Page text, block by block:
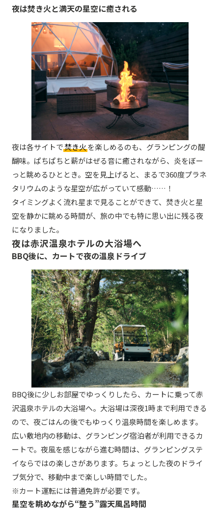
夜は焚き火と満天の星空に癒される
夜は各サイトで焚き火を楽しめるのも、グランピングの醍
醐味。ぱちぱちと薪がはぜる音に癒されながら、炎をぼー
っと眺めるひととき。空を見上げると、まるで360度プラネ
タリウムのような星空が広がっていて感動……！
タイミングよく流れ星まで見ることができて、焚き火と星
空を静かに眺める時間が、旅の中でも特に思い出に残る夜
になりました。
夜は赤沢温泉ホテルの大浴場へ
BBQ後に、カートで夜の温泉ドライブ
BBQ後に少しお部屋でゆっくりしたら、カートに乗って赤
沢温泉ホテルの大浴場へ。大浴場は深夜1時まで利用できる
ので、夜ごはんの後でもゆっくり温泉時間を楽しめます。
広い敷地内の移動は、グランピング宿泊者が利用できるカ
ートで。夜風を感じながら進む時間は、グランピングステ
イならではの楽しさがあります。ちょっとした夜のドライ
ブ気分で、移動中まで楽しい時間でした。
※カート運転には普通免許が必要です。
星空を眺めながら“整う”露天風呂時間